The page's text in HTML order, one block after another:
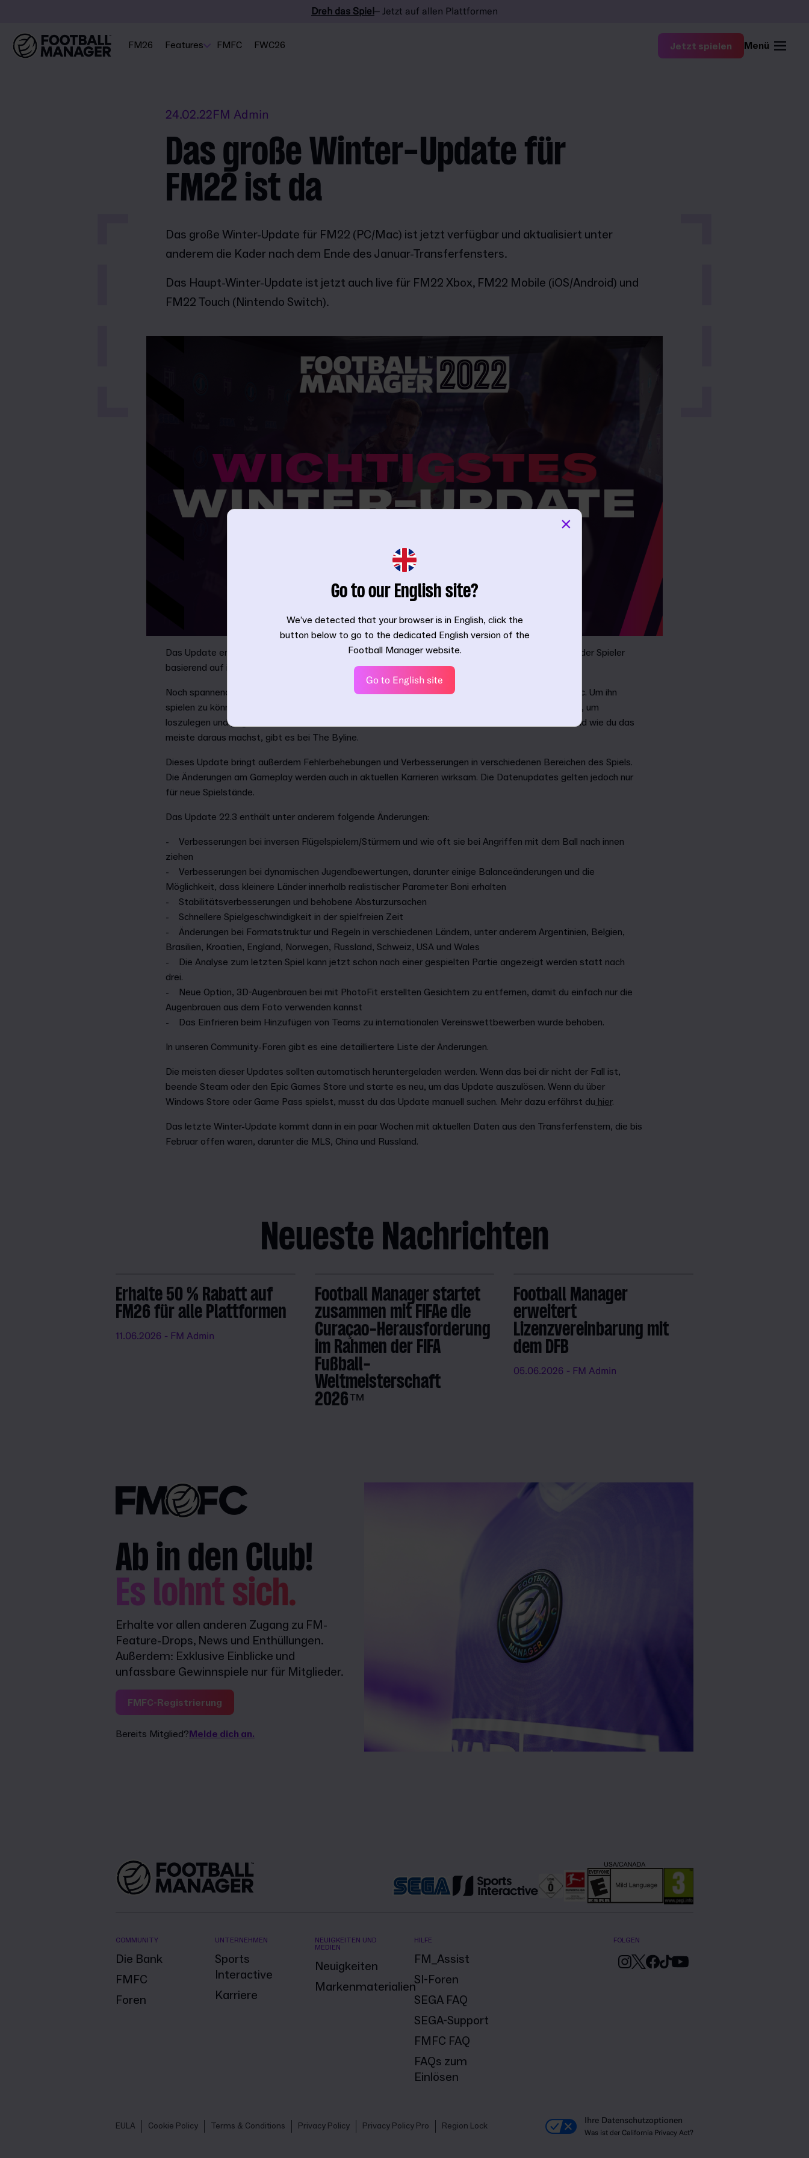
Dreh das Spiel– Jetzt auf allen Plattformen
FM26 Features FMFC FWC26 Jetzt spielen Menü
24.02.22FM Admin
Das große Winter-Update für
FM22 ist da
Das große Winter-Update für FM22 (PC/Mac) ist jetzt verfügbar und aktualisiert unter
anderem die Kader nach dem Ende des Januar-Transferfensters.
Das Haupt-Winter-Update ist jetzt auch live für FM22 Xbox, FM22 Mobile (iOS/Android) und
FM22 Touch (Nintendo Switch).
Das Update enthält über 4,4 Millionen Datenbankänderungen einschließlich Änderungen der Daten der Spieler
basierend auf ihren Leistungen in der ersten Saisonhälfte.
Noch spannender: Das große Winter-Update bringt die Rückkehr des Versus-Modus für PC und Mac. Um ihn
spielen zu können, musst du FMFC-Mitglied sein. Melde dich über den Startbildschirm von FM22 an, um
loszulegen und gegen deine Freunde anzutreten. Weitere Infos zur Rückkehr des Versus-Modus und wie du das
meiste daraus machst, gibt es bei The Byline.
Dieses Update bringt außerdem Fehlerbehebungen und Verbesserungen in verschiedenen Bereichen des Spiels.
Die Änderungen am Gameplay werden auch in aktuellen Karrieren wirksam. Die Datenupdates gelten jedoch nur
für neue Spielstände.
Das Update 22.3 enthält unter anderem folgende Änderungen:
- Verbesserungen bei inversen Flügelspielern/Stürmern und wie oft sie bei Angriffen mit dem Ball nach innen
ziehen
- Verbesserungen bei dynamischen Jugendbewertungen, darunter einige Balanceänderungen und die
Möglichkeit, dass kleinere Länder innerhalb realistischer Parameter Boni erhalten
- Stabilitätsverbesserungen und behobene Absturzursachen
- Schnellere Spielgeschwindigkeit in der spielfreien Zeit
- Änderungen bei Formatstruktur und Regeln in verschiedenen Ländern, unter anderem Argentinien, Belgien,
Brasilien, Kroatien, England, Norwegen, Russland, Schweiz, USA und Wales
- Die Analyse zum letzten Spiel kann jetzt schon nach einer gespielten Partie angezeigt werden statt nach
drei.
- Neue Option, 3D-Augenbrauen bei mit PhotoFit erstellten Gesichtern zu entfernen, damit du einfach nur die
Augenbrauen aus dem Foto verwenden kannst
- Das Einfrieren beim Hinzufügen von Teams zu internationalen Vereinswettbewerben wurde behoben.
In unseren Community-Foren gibt es eine detailliertere Liste der Änderungen.
Die meisten dieser Updates sollten automatisch heruntergeladen werden. Wenn das bei dir nicht der Fall ist,
beende Steam oder den Epic Games Store und starte es neu, um das Update auszulösen. Wenn du über
Windows Store oder Game Pass spielst, musst du das Update manuell suchen. Mehr dazu erfährst du hier.
Das letzte Winter-Update kommt dann in ein paar Wochen mit aktuellen Daten aus den Transferfenstern, die bis
Februar offen waren, darunter die MLS, China und Russland.
Neueste Nachrichten
Erhalte 50 % Rabatt auf
FM26 für alle Plattformen
11.06.2026 - FM Admin
Football Manager startet
zusammen mit FIFAe die
Curaçao-Herausforderung
im Rahmen der FIFA
Fußball-
Weltmeisterschaft
2026™
Football Manager
erweitert
Lizenzvereinbarung mit
dem DFB
05.06.2026 - FM Admin
Ab in den Club!
Es lohnt sich.
Erhalte vor allen anderen Zugang zu FM-
Feature-Drops, News und Enthüllungen.
Außerdem: Exklusive Einblicke und
unfassbare Gewinnspiele nur für Mitglieder.
FMFC-Registrierung
Bereits Mitglied?Melde dich an.
COMMUNITY
Die Bank
FMFC
Foren
UNTERNEHMEN
Sports
Interactive
Karriere
NEUIGKEITEN UND
MEDIEN
Neuigkeiten
Markenmaterialien
HILFE
FM_Assist
SI-Foren
SEGA FAQ
SEGA-Support
FMFC FAQ
FAQs zum
Einlösen
FOLGEN
EULA Cookie Policy Terms & Conditions Privacy Policy Privacy Policy Pro Region Lock
Ihre Datenschutzoptionen
Was ist der California Privacy Act?
Go to our English site?
We’ve detected that your browser is in English, click the
button below to go to the dedicated English version of the
Football Manager website.
Go to English site
×